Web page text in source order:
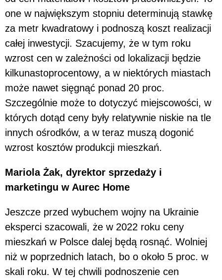
one w największym stopniu determinują stawkę
za metr kwadratowy i podnoszą koszt realizacji
całej inwestycji. Szacujemy, że w tym roku
wzrost cen w zależności od lokalizacji będzie
kilkunastoprocentowy, a w niektórych miastach
może nawet sięgnąć ponad 20 proc.
Szczególnie może to dotyczyć miejscowości, w
których dotąd ceny były relatywnie niskie na tle
innych ośrodków, a w teraz muszą dogonić
wzrost kosztów produkcji mieszkań.
Mariola Żak, dyrektor sprzedaży i
marketingu w Aurec Home
Jeszcze przed wybuchem wojny na Ukrainie
eksperci szacowali, że w 2022 roku ceny
mieszkań w Polsce dalej będą rosnąć. Wolniej
niż w poprzednich latach, bo o około 5 proc. w
skali roku. W tej chwili podnoszenie cen